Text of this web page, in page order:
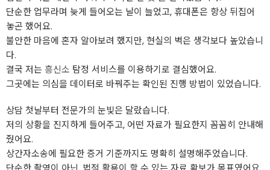
단순한 업무라며 늦게 들어오는 날이 늘었고, 휴대폰은 항상 뒤집어
놓곤 했어요.
불안한 마음에 혼자 알아보려 했지만, 현실의 벽은 생각보다 높았습니
다.
결국 저는 흥신소 탐정 서비스를 이용하기로 결심했어요.
그곳에는 의심을 데이터로 바꿔주는 확인된 진행 방법이 있었습니다.
상담 첫날부터 전문가의 눈빛은 달랐습니다.
저의 상황을 진지하게 들어주고, 어떤 자료가 필요한지 꼼꼼히 안내해
줬어요.
상간자소송에 필요한 증거 기준까지도 명확히 설명해주었습니다.